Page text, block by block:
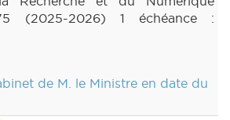
(2025-2026) 1 échéance :
de M. le Ministre en date du